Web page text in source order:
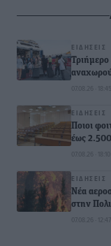
ΕΙΔΉΣΕΙΣ
07.08.26 · 18:45
ΕΙΔΉΣΕΙΣ
Ποιοι
έως
07.08.26 · 18:10
ΕΙΔΉΣΕΙΣ
Νέα
στην
07.08.26 · 12:47